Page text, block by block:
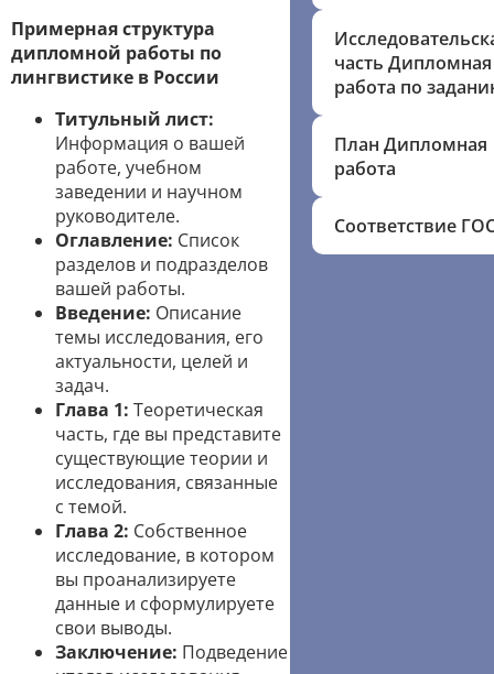
Примерная структура
дипломной работы по
лингвистике в России
Титульный лист:
Информация о вашей
работе, учебном
заведении и научном
руководителе.
Оглавление: Список
разделов и подразделов
вашей работы.
Введение: Описание
темы исследования, его
актуальности, целей и
задач.
Глава 1: Теоретическая
часть, где вы представите
существующие теории и
исследования, связанные
с темой.
Глава 2: Собственное
исследование, в котором
вы проанализируете
данные и сформулируете
свои выводы.
Заключение: Подведение
часть Дипломная
работа по
План Дипломная
работа
Соответствие